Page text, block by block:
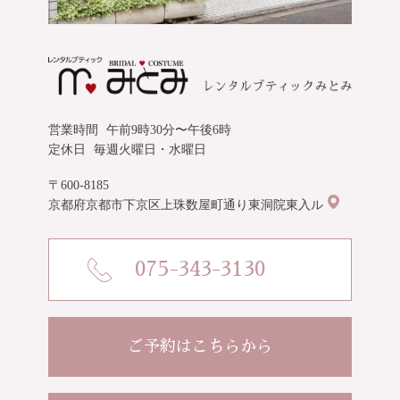
営業時間
午前9時30分〜午後6時
定休日
毎週火曜日・水曜日
〒600-8185
京都府京都市下京区上珠数屋町通り東洞院東入ル
075-343-3130
ご予約はこちらから